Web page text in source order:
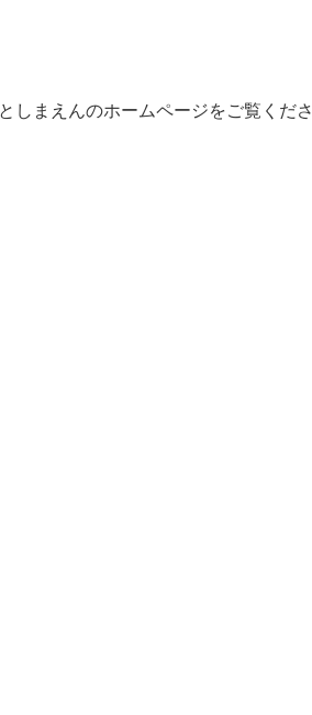
しまえんのホームページをご覧くださ